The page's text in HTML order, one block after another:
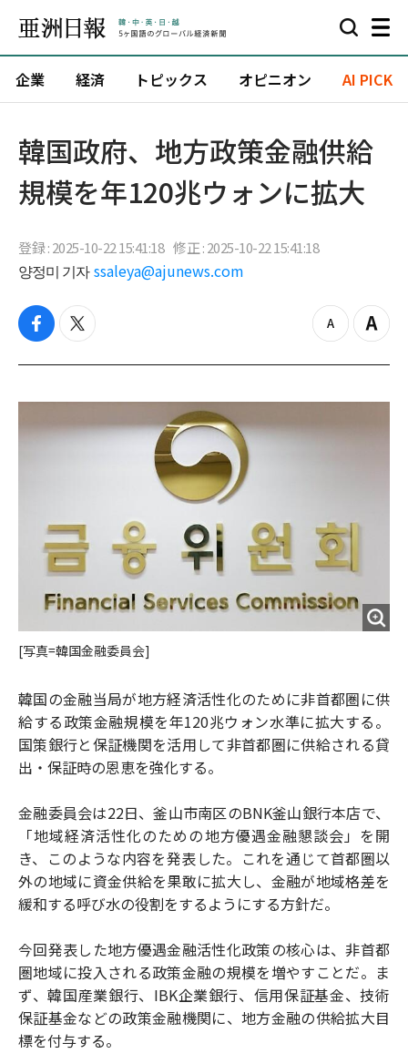
企業 経済 トピックス オピニオン AI PICK
韓国政府、地方政策金融供給
規模を年120兆ウォンに拡大
登録 : 2025-10-22 15:41:18 修正 : 2025-10-22 15:41:18
양정미 기자 ssaleya@ajunews.com
f
c
b
o
t
i
t
r
z
o
o
t
Z
o
i
[写真=韓国金融委員会]
韓国の金融当局が地方経済活性化のために非首都圏に供
給する政策金融規模を年120兆ウォン水準に拡大する。
国策銀行と保証機関を活用して非首都圏に供給される貸
出・保証時の恩恵を強化する。
金融委員会は22日、釜山市南区のBNK釜山銀行本店で、
「地域経済活性化のための地方優遇金融懇談会」を開
き、このような内容を発表した。これを通じて首都圏以
外の地域に資金供給を果敢に拡大し、金融が地域格差を
緩和する呼び水の役割をするようにする方針だ。
今回発表した地方優遇金融活性化政策の核心は、非首都
圏地域に投入される政策金融の規模を増やすことだ。ま
ず、韓国産業銀行、IBK企業銀行、信用保証基金、技術
保証基金などの政策金融機関に、地方金融の供給拡大目
標を付与する。